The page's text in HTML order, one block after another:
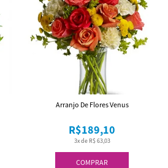
COMPRAR
3x de R$ 63,03
R$189,10
Arranjo De Flores Venus